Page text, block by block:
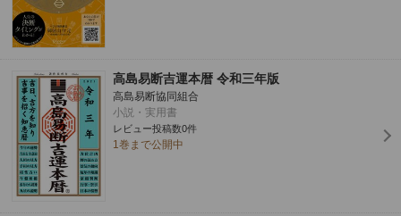
高島易断吉運本暦 令和三年版
高島易断協同組合
小説・実用書
レビュー投稿数0件
1巻まで公開中